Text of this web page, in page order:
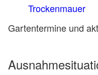
Trockenmauer
Gartentermine und